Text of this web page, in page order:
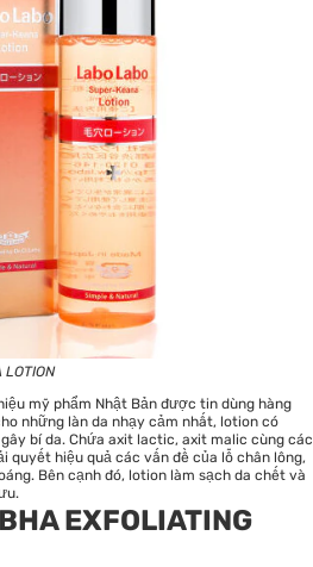
LOTION
mỹ phẩm Nhật Bản được tin dùng hàng
những làn da nhạy cảm nhất, lotion có
bí da. Chứa axit lactic, axit malic cùng các
quyết hiệu quả các vấn đề của lỗ chân lông,
Bên cạnh đó, lotion làm sạch da chết và
EXFOLIATING